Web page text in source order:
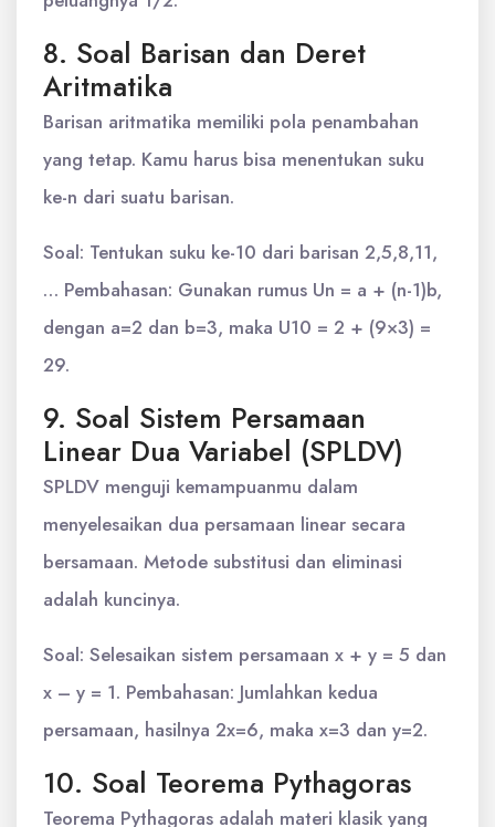
8. Soal Barisan dan Deret
Aritmatika
Barisan aritmatika memiliki pola penambahan
yang tetap. Kamu harus bisa menentukan suku
ke-n dari suatu barisan.
Soal: Tentukan suku ke-10 dari barisan 2,5,8,11,
… Pembahasan: Gunakan rumus Un = a + (n-1)b,
dengan a=2 dan b=3, maka U10 = 2 + (9×3) =
29.
9. Soal Sistem Persamaan
Linear Dua Variabel (SPLDV)
SPLDV menguji kemampuanmu dalam
menyelesaikan dua persamaan linear secara
bersamaan. Metode substitusi dan eliminasi
adalah kuncinya.
Soal: Selesaikan sistem persamaan x + y = 5 dan
x – y = 1. Pembahasan: Jumlahkan kedua
persamaan, hasilnya 2x=6, maka x=3 dan y=2.
10. Soal Teorema Pythagoras
Teorema Pythagoras adalah materi klasik yang